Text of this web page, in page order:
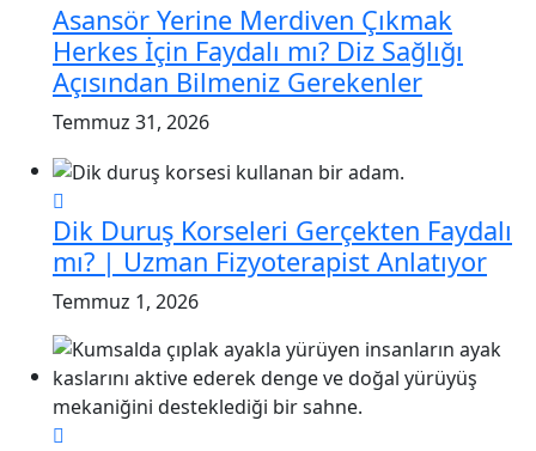
Asansör Yerine Merdiven Çıkmak
Herkes İçin Faydalı mı? Diz Sağlığı
Açısından Bilmeniz Gerekenler
Temmuz 31, 2026
Dik Duruş Korseleri Gerçekten Faydalı
mı? | Uzman Fizyoterapist Anlatıyor
Temmuz 1, 2026